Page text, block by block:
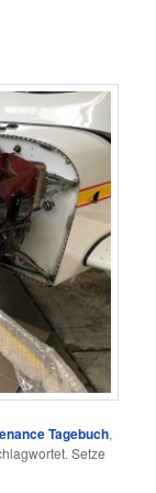
Tagebuch,
Setze